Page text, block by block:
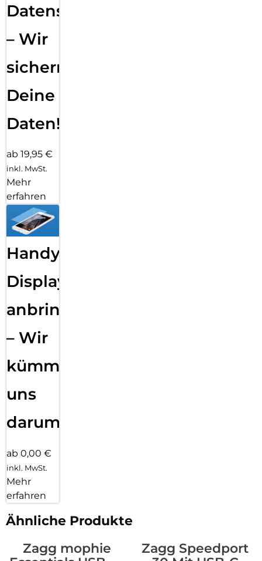
Datensicherung
– Wir
sichern
Deine
Daten!
ab 19,95 €
inkl. MwSt.
Mehr
erfahren
Handy
Displayfolie
anbringen
– Wir
kümmern
uns
darum!
ab 0,00 €
inkl. MwSt.
Mehr
erfahren
Ähnliche Produkte
Zagg mophie
Zagg Speedport